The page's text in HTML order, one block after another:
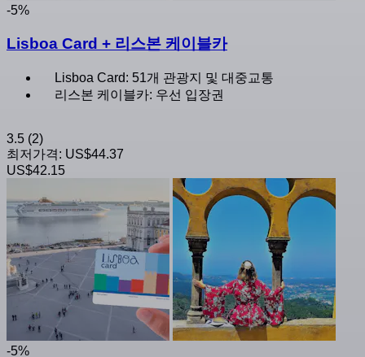
-5%
Lisboa Card + 리스본 케이블카
Lisboa Card: 51개 관광지 및 대중교통
리스본 케이블카: 우선 입장권
3.5 (2)
최저가격: US$44.37
US$42.15
-5%